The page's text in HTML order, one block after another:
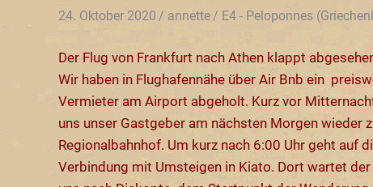
24. Oktober 2020 annette E4 - Peloponnes
Der Flug von Frankfurt nach Athen klappt
Wir haben in Flughafennähe über Air Bnb ein
Vermieter am Airport abgeholt. Kurz vor
uns unser Gastgeber am nächsten Morgen wieder
Regionalbahnhof. Um kurz nach 6:00 Uhr geht auf
Verbindung mit Umsteigen in Kiato. Dort wartet